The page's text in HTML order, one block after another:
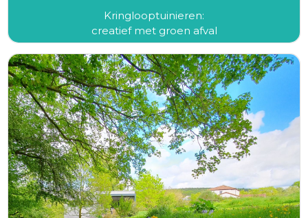
Kringlooptuinieren:
creatief met groen afval